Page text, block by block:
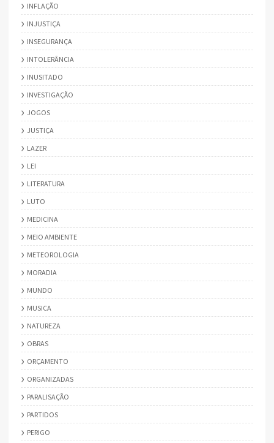
INFLAÇÃO
INJUSTIÇA
INSEGURANÇA
INTOLERÂNCIA
INUSITADO
INVESTIGAÇÃO
JOGOS
JUSTIÇA
LAZER
LEI
LITERATURA
LUTO
MEDICINA
MEIO AMBIENTE
METEOROLOGIA
MORADIA
MUNDO
MUSICA
NATUREZA
OBRAS
ORÇAMENTO
ORGANIZADAS
PARALISAÇÃO
PARTIDOS
PERIGO